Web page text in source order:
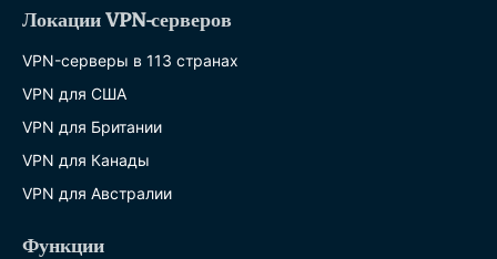
Локации VPN-серверов
VPN-серверы в 113 странах
VPN для США
VPN для Британии
VPN для Канады
VPN для Австралии
Функции